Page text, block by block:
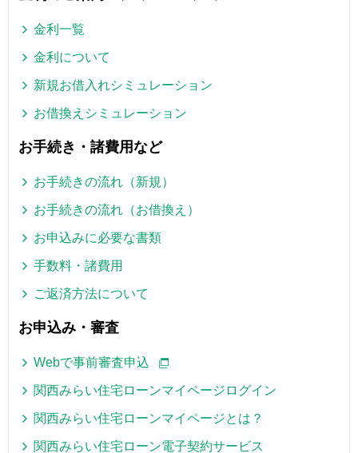
金利一覧
金利について
新規お借入れシミュレーション
お借換えシミュレーション
お手続き・諸費用など
お手続きの流れ（新規）
お手続きの流れ（お借換え）
お申込みに必要な書類
手数料・諸費用
ご返済方法について
お申込み・審査
Webで事前審査申込
関西みらい住宅ローンマイページログイン
関西みらい住宅ローンマイページとは？
関西みらい住宅ローン電子契約サービス